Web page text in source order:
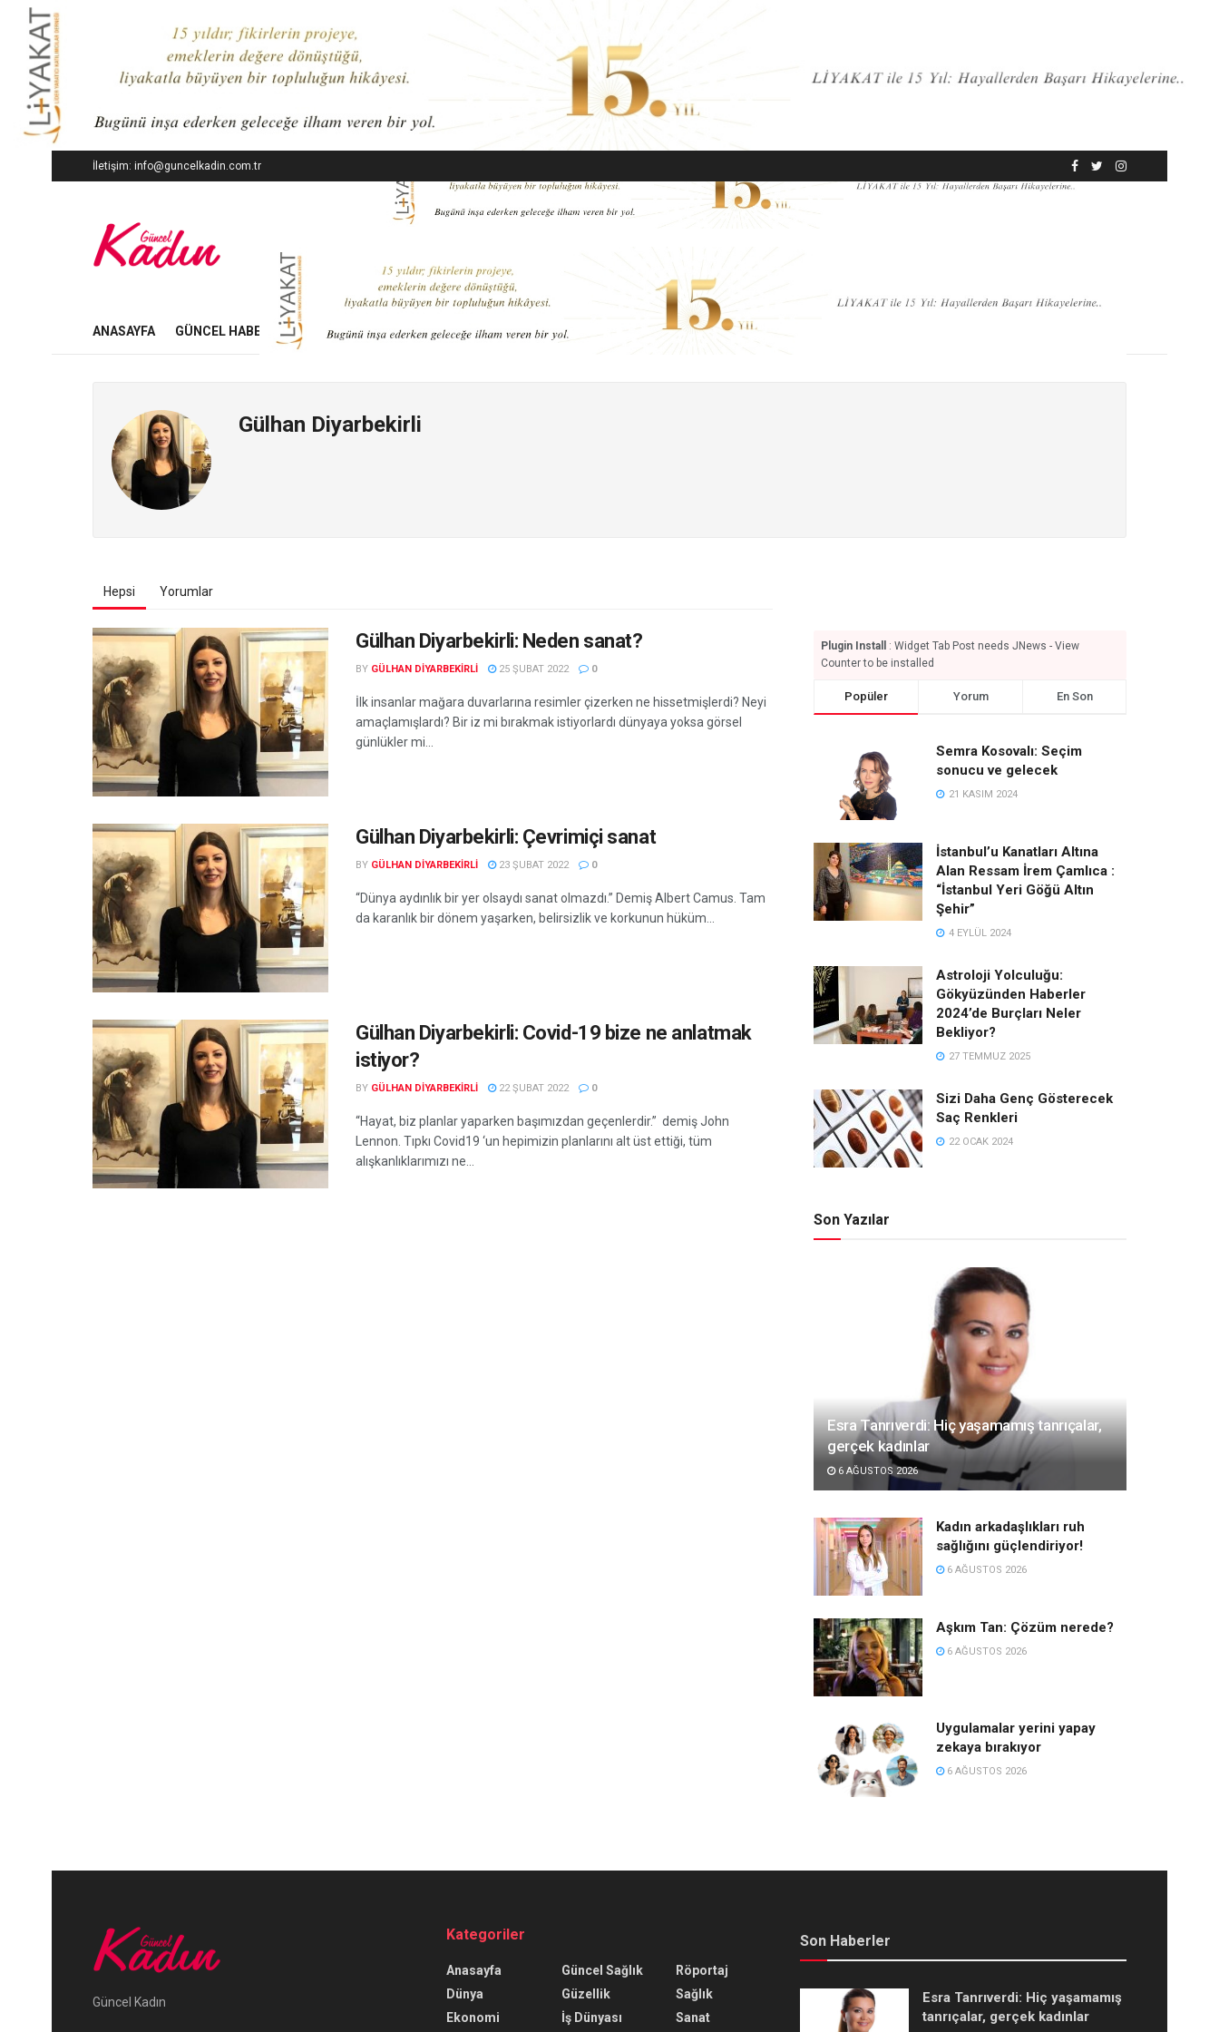
İletişim: info@guncelkadin.com.tr
ANASAYFA GÜNCEL HABERLER İŞ DÜNYASI EKONOMI MODA GÜZELLIK YAŞAM SANAT
Gülhan Diyarbekirli
Hepsi Yorumlar
Gülhan Diyarbekirli: Neden sanat?
BY GÜLHAN DIYARBEKIRLI 25 ŞUBAT 2022 0
İlk insanlar mağara duvarlarına resimler çizerken ne hissetmişlerdi? Neyi
amaçlamışlardı? Bir iz mi bırakmak istiyorlardı dünyaya yoksa görsel
günlükler mi...
Gülhan Diyarbekirli: Çevrimiçi sanat
BY GÜLHAN DIYARBEKIRLI 23 ŞUBAT 2022 0
“Dünya aydınlık bir yer olsaydı sanat olmazdı.” Demiş Albert Camus. Tam
da karanlık bir dönem yaşarken, belirsizlik ve korkunun hüküm...
Gülhan Diyarbekirli: Covid-19 bize ne anlatmak
istiyor?
BY GÜLHAN DIYARBEKIRLI 22 ŞUBAT 2022 0
“Hayat, biz planlar yaparken başımızdan geçenlerdir.” demiş John
Lennon. Tıpkı Covid19 ‘un hepimizin planlarını alt üst ettiği, tüm
alışkanlıklarımızı ne...
Plugin Install
: Widget Tab Post needs JNews - View
Counter to be installed
Popüler Yorum En Son
Semra Kosovalı: Seçim
sonucu ve gelecek
21 KASIM 2024
İstanbul’u Kanatları Altına
Alan Ressam İrem Çamlıca :
“İstanbul Yeri Göğü Altın
Şehir”
4 EYLÜL 2024
Astroloji Yolculuğu:
Gökyüzünden Haberler
2024’de Burçları Neler
Bekliyor?
27 TEMMUZ 2025
Sizi Daha Genç Gösterecek
Saç Renkleri
22 OCAK 2024
Son Yazılar
Esra Tanrıverdi: Hiç yaşamamış tanrıçalar,
gerçek kadınlar
6 AĞUSTOS 2026
Kadın arkadaşlıkları ruh
sağlığını güçlendiriyor!
6 AĞUSTOS 2026
Aşkım Tan: Çözüm nerede?
6 AĞUSTOS 2026
Uygulamalar yerini yapay
zekaya bırakıyor
6 AĞUSTOS 2026
Güncel Kadın
Kategoriler
Anasayfa
Dünya
Ekonomi
Güncel Sağlık
Güzellik
İş Dünyası
Röportaj
Sağlık
Sanat
Son Haberler
Esra Tanrıverdi: Hiç yaşamamış
tanrıçalar, gerçek kadınlar